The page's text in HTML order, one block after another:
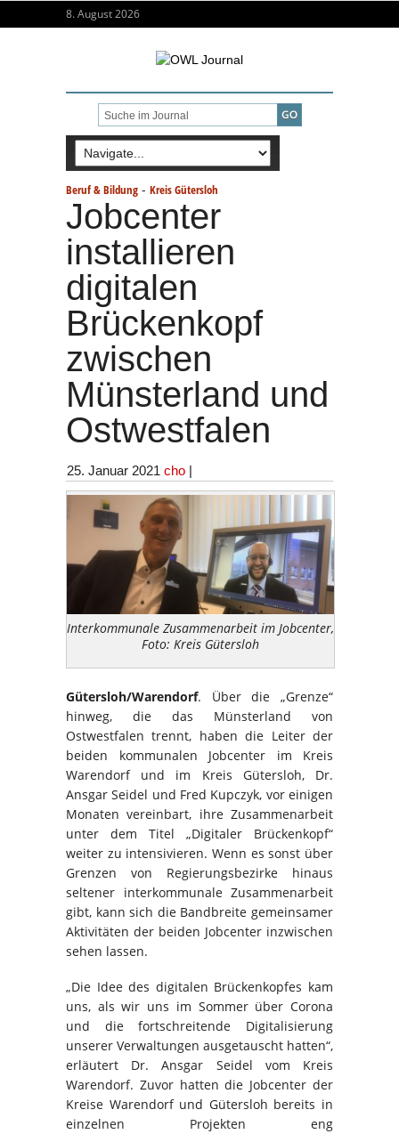
8. August 2026
Beruf & Bildung - Kreis Gütersloh
Jobcenter
installieren
digitalen
Brückenkopf
zwischen
Münsterland und
Ostwestfalen
25. Januar 2021 cho |
Interkommunale Zusammenarbeit im Jobcenter,
Foto: Kreis Gütersloh
Gütersloh/Warendorf. Über die „Grenze“
hinweg, die das Münsterland von
Ostwestfalen trennt, haben die Leiter der
beiden kommunalen Jobcenter im Kreis
Warendorf und im Kreis Gütersloh, Dr.
Ansgar Seidel und Fred Kupczyk, vor einigen
Monaten vereinbart, ihre Zusammenarbeit
unter dem Titel „Digitaler Brückenkopf“
weiter zu intensivieren. Wenn es sonst über
Grenzen von Regierungsbezirke hinaus
seltener interkommunale Zusammenarbeit
gibt, kann sich die Bandbreite gemeinsamer
Aktivitäten der beiden Jobcenter inzwischen
sehen lassen.
„Die Idee des digitalen Brückenkopfes kam
uns, als wir uns im Sommer über Corona
und die fortschreitende Digitalisierung
unserer Verwaltungen ausgetauscht hatten“,
erläutert Dr. Ansgar Seidel vom Kreis
Warendorf. Zuvor hatten die Jobcenter der
Kreise Warendorf und Gütersloh bereits in
einzelnen Projekten eng